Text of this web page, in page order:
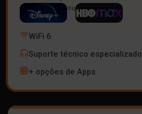
ou
WiFi 6
Suporte técnico especializado
+ opções de Apps